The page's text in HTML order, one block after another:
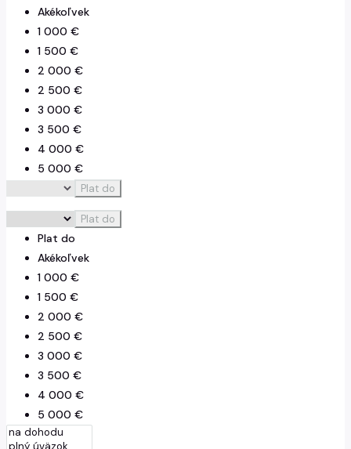
Akékoľvek
1 000 €
1 500 €
2 000 €
2 500 €
3 000 €
3 500 €
4 000 €
5 000 €
7 500 €Plat do
Plat do
Plat do
Akékoľvek
1 000 €
1 500 €
2 000 €
2 500 €
3 000 €
3 500 €
4 000 €
5 000 €
7 500 €